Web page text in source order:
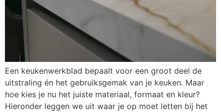
Een keukenwerkblad bepaalt voor een groot deel de
uitstraling én het gebruiksgemak van je keuken. Maar
hoe kies je nu het juiste materiaal, formaat en kleur?
Hieronder leggen we uit waar je op moet letten bij het